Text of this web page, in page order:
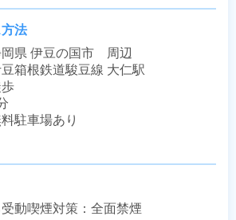
法
県 伊豆の国市　周辺
箱根鉄道駿豆線 大仁駅
駐車場あり
動喫煙対策：全面禁煙